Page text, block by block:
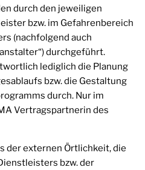
durch den jeweiligen
bzw. im Gefahrenbereich
(nachfolgend auch
durchgeführt.
lediglich die Planung
bzw. die Gestaltung
durch. Nur im
Vertragspartnerin des
der externen Örtlichkeit, die
bzw. der